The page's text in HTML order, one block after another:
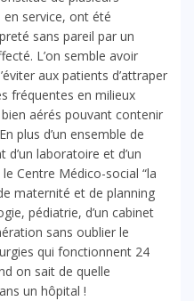
service, ont été
sans pareil par un
L’on semble avoir
aux patients d’attraper
fréquentes en milieux
aérés pouvant contenir
plus d’un ensemble de
laboratoire et d’un
Centre Médico-social “la
maternité et de planning
pédiatrie, d’un cabinet
sans oublier le
qui fonctionnent 24
on sait de quelle
un hôpital !